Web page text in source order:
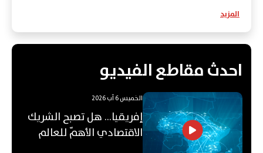
المزيد
احدث مقاطع الفيديو
الخميس 6 آب 2026
إفريقيا... هل تصبح الشريك
الاقتصادي الأهمّ للعالم